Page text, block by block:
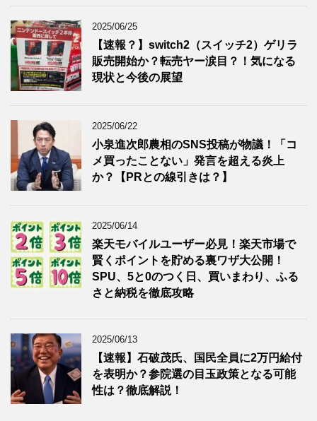
2025/06/25
【速報？】switch2（スイッチ2）ゲリラ
販売開始か？転売ヤー涙目？！気になる
現状と今後の展望
2025/06/22
小泉進次郎農相のSNS投稿が物議！「コ
メ買ったことない」発言を超える炎上
か？【PRとの線引きは？】
2025/06/14
楽天モバイルユーザー必見！楽天市場で
賢くポイントを貯める裏ワザ大公開！
SPU、5と0のつく日、買いまわり、ふる
さと納税を徹底攻略
2025/06/13
【速報】石破茂氏、国民全員に2万円給付
を表明か？参院選の目玉政策となる可能
性は？徹底解説！